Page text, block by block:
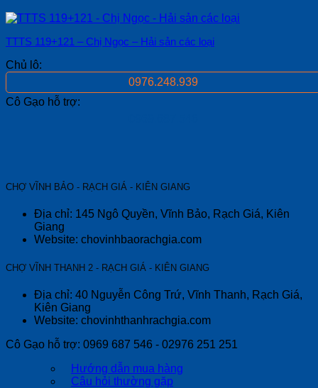
TTTS 119+121 – Chị Ngọc – Hải sản các loại
Chủ lô:
0976.248.939
Cô Gạo hỗ trợ:
CHỢ VĨNH BẢO - RẠCH GIÁ - KIÊN GIANG
Địa chỉ: 145 Ngô Quyền, Vĩnh Bảo, Rạch Giá, Kiên
Giang
Website: chovinhbaorachgia.com
CHỢ VĨNH THANH 2 - RẠCH GIÁ - KIÊN GIANG
Địa chỉ: 40 Nguyễn Công Trứ, Vĩnh Thanh, Rạch Giá,
Kiên Giang
Website: chovinhthanhrachgia.com
Cô Gạo hỗ trợ: 0969 687 546 - 02976 251 251
Hướng dẫn mua hàng
Câu hỏi thường gặp